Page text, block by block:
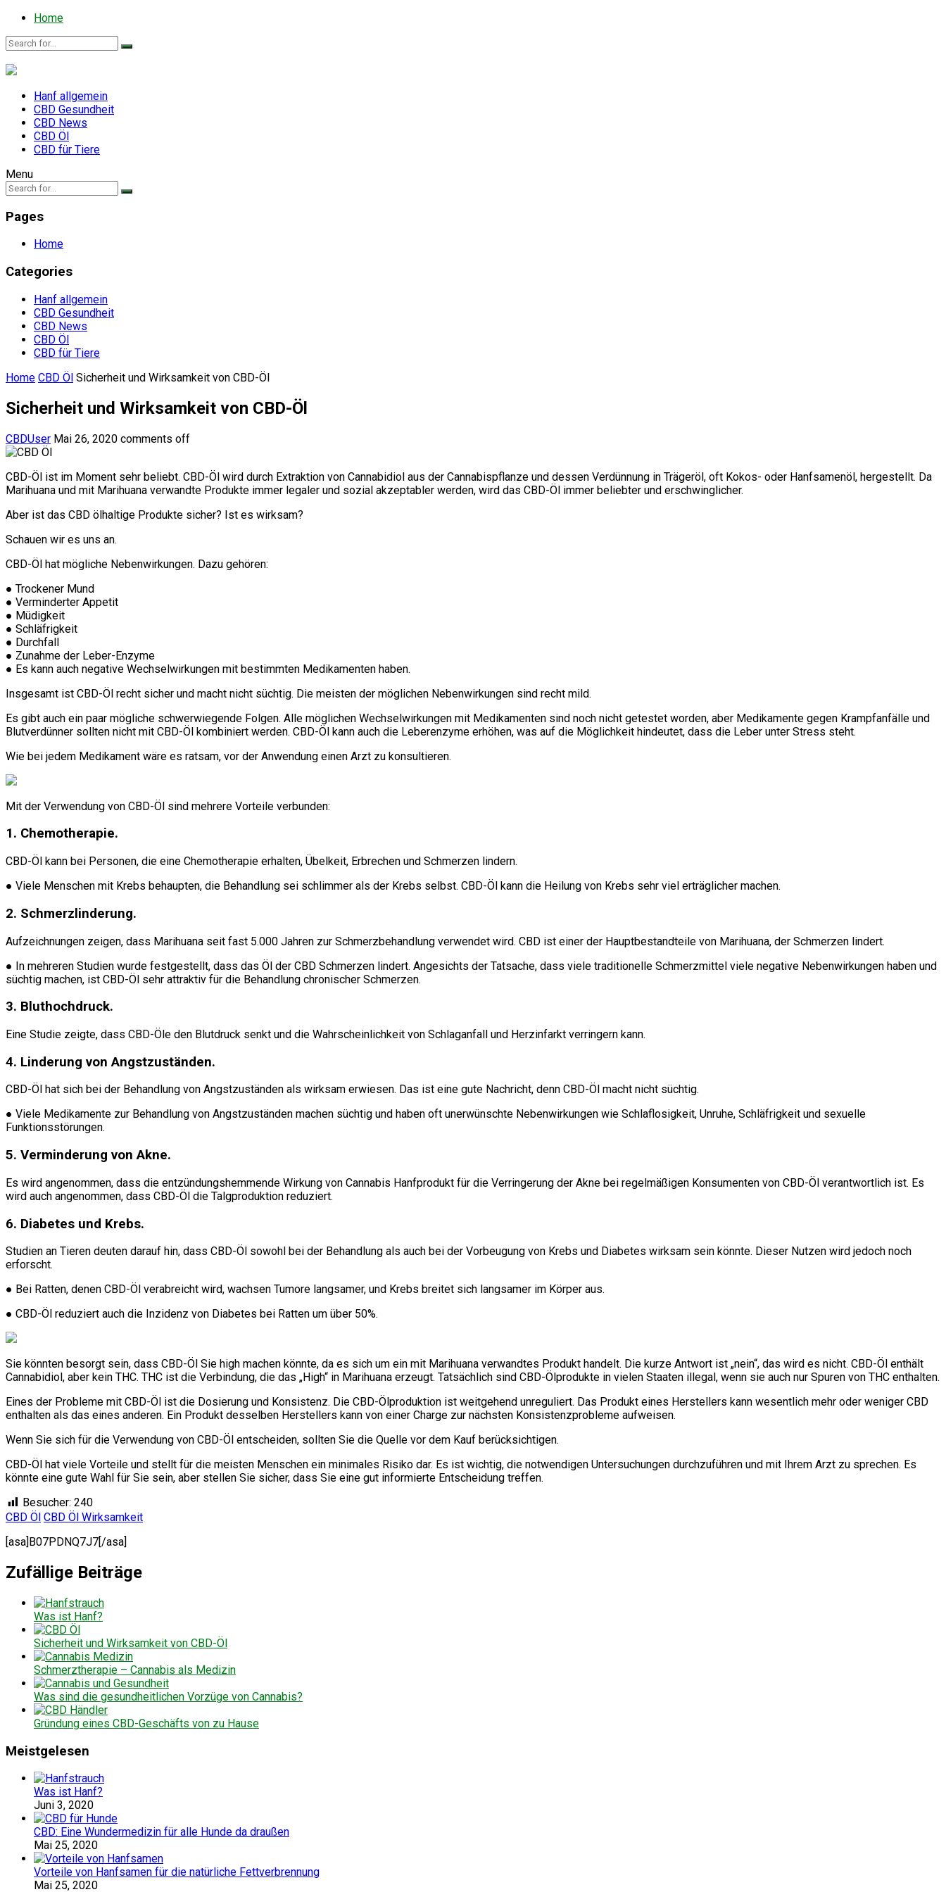
Home
Hanf allgemein
CBD Gesundheit
CBD News
CBD Öl
CBD für Tiere
Menu
Pages
Home
Categories
Hanf allgemein
CBD Gesundheit
CBD News
CBD Öl
CBD für Tiere
Home CBD Öl Sicherheit und Wirksamkeit von CBD-Öl
Sicherheit und Wirksamkeit von CBD-Öl
CBDUser Mai 26, 2020 comments off
CBD-Öl ist im Moment sehr beliebt. CBD-Öl wird durch Extraktion von Cannabidiol aus der Cannabispflanze und dessen Verdünnung in Trägeröl, oft Kokos- oder Hanfsamenöl, hergestellt. Da
Marihuana und mit Marihuana verwandte Produkte immer legaler und sozial akzeptabler werden, wird das CBD-Öl immer beliebter und erschwinglicher.
Aber ist das CBD ölhaltige Produkte sicher? Ist es wirksam?
Schauen wir es uns an.
CBD-Öl hat mögliche Nebenwirkungen. Dazu gehören:
● Trockener Mund
● Verminderter Appetit
● Müdigkeit
● Schläfrigkeit
● Durchfall
● Zunahme der Leber-Enzyme
● Es kann auch negative Wechselwirkungen mit bestimmten Medikamenten haben.
Insgesamt ist CBD-Öl recht sicher und macht nicht süchtig. Die meisten der möglichen Nebenwirkungen sind recht mild.
Es gibt auch ein paar mögliche schwerwiegende Folgen. Alle möglichen Wechselwirkungen mit Medikamenten sind noch nicht getestet worden, aber Medikamente gegen Krampfanfälle und
Blutverdünner sollten nicht mit CBD-Öl kombiniert werden. CBD-Öl kann auch die Leberenzyme erhöhen, was auf die Möglichkeit hindeutet, dass die Leber unter Stress steht.
Wie bei jedem Medikament wäre es ratsam, vor der Anwendung einen Arzt zu konsultieren.
Mit der Verwendung von CBD-Öl sind mehrere Vorteile verbunden:
1. Chemotherapie.
CBD-Öl kann bei Personen, die eine Chemotherapie erhalten, Übelkeit, Erbrechen und Schmerzen lindern.
● Viele Menschen mit Krebs behaupten, die Behandlung sei schlimmer als der Krebs selbst. CBD-Öl kann die Heilung von Krebs sehr viel erträglicher machen.
2. Schmerzlinderung.
Aufzeichnungen zeigen, dass Marihuana seit fast 5.000 Jahren zur Schmerzbehandlung verwendet wird. CBD ist einer der Hauptbestandteile von Marihuana, der Schmerzen lindert.
● In mehreren Studien wurde festgestellt, dass das Öl der CBD Schmerzen lindert. Angesichts der Tatsache, dass viele traditionelle Schmerzmittel viele negative Nebenwirkungen haben und
süchtig machen, ist CBD-Öl sehr attraktiv für die Behandlung chronischer Schmerzen.
3. Bluthochdruck.
Eine Studie zeigte, dass CBD-Öle den Blutdruck senkt und die Wahrscheinlichkeit von Schlaganfall und Herzinfarkt verringern kann.
4. Linderung von Angstzuständen.
CBD-Öl hat sich bei der Behandlung von Angstzuständen als wirksam erwiesen. Das ist eine gute Nachricht, denn CBD-Öl macht nicht süchtig.
● Viele Medikamente zur Behandlung von Angstzuständen machen süchtig und haben oft unerwünschte Nebenwirkungen wie Schlaflosigkeit, Unruhe, Schläfrigkeit und sexuelle
Funktionsstörungen.
5. Verminderung von Akne.
Es wird angenommen, dass die entzündungshemmende Wirkung von Cannabis Hanfprodukt für die Verringerung der Akne bei regelmäßigen Konsumenten von CBD-Öl verantwortlich ist. Es
wird auch angenommen, dass CBD-Öl die Talgproduktion reduziert.
6. Diabetes und Krebs.
Studien an Tieren deuten darauf hin, dass CBD-Öl sowohl bei der Behandlung als auch bei der Vorbeugung von Krebs und Diabetes wirksam sein könnte. Dieser Nutzen wird jedoch noch
erforscht.
● Bei Ratten, denen CBD-Öl verabreicht wird, wachsen Tumore langsamer, und Krebs breitet sich langsamer im Körper aus.
● CBD-Öl reduziert auch die Inzidenz von Diabetes bei Ratten um über 50%.
Sie könnten besorgt sein, dass CBD-Öl Sie high machen könnte, da es sich um ein mit Marihuana verwandtes Produkt handelt. Die kurze Antwort ist „nein“, das wird es nicht. CBD-Öl enthält
Cannabidiol, aber kein THC. THC ist die Verbindung, die das „High“ in Marihuana erzeugt. Tatsächlich sind CBD-Ölprodukte in vielen Staaten illegal, wenn sie auch nur Spuren von THC enthalten.
Eines der Probleme mit CBD-Öl ist die Dosierung und Konsistenz. Die CBD-Ölproduktion ist weitgehend unreguliert. Das Produkt eines Herstellers kann wesentlich mehr oder weniger CBD
enthalten als das eines anderen. Ein Produkt desselben Herstellers kann von einer Charge zur nächsten Konsistenzprobleme aufweisen.
Wenn Sie sich für die Verwendung von CBD-Öl entscheiden, sollten Sie die Quelle vor dem Kauf berücksichtigen.
CBD-Öl hat viele Vorteile und stellt für die meisten Menschen ein minimales Risiko dar. Es ist wichtig, die notwendigen Untersuchungen durchzuführen und mit Ihrem Arzt zu sprechen. Es
könnte eine gute Wahl für Sie sein, aber stellen Sie sicher, dass Sie eine gut informierte Entscheidung treffen.
Besucher: 240
CBD Öl CBD Öl Wirksamkeit
[asa]B07PDNQ7J7[/asa]
Zufällige Beiträge
Was ist Hanf?
Sicherheit und Wirksamkeit von CBD-Öl
Schmerztherapie – Cannabis als Medizin
Was sind die gesundheitlichen Vorzüge von Cannabis?
Gründung eines CBD-Geschäfts von zu Hause
Meistgelesen
Was ist Hanf?
Juni 3, 2020
CBD: Eine Wundermedizin für alle Hunde da draußen
Mai 25, 2020
Vorteile von Hanfsamen für die natürliche Fettverbrennung
Mai 25, 2020